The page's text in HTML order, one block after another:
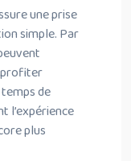
une prise
simple. Par
de
l’expérience
plus